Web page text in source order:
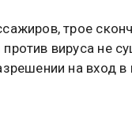
трое
вируса не
на вход